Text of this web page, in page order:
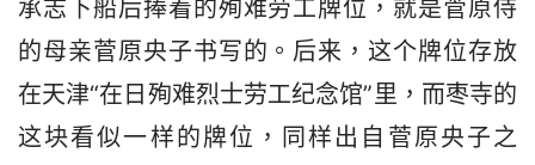
承志下船后捧着的殉难劳工牌位，就是菅原侍
的母亲菅原央子书写的。后来，这个牌位存放
在天津“在日殉难烈士劳工纪念馆”里，而枣寺的
这块看似一样的牌位，同样出自菅原央子之